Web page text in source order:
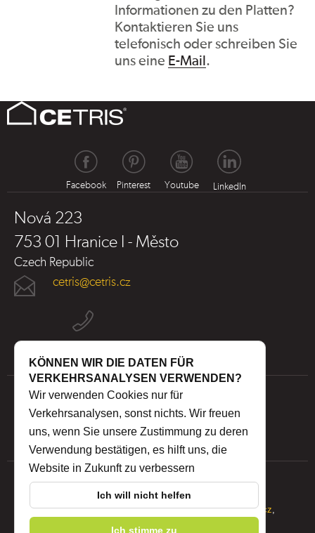
Informationen zu den Platten?
Kontaktieren Sie uns
telefonisch oder schreiben Sie
uns eine E-Mail .
LinkedIn
Youtube
Pinterest
Facebook
Nová 223
753 01 Hranice I - Město
Czech Republic
cetris@cetris.cz
© 2026 CIDEM Hranice a.s.,IZON s.r.o.-www.cidem.cz,
www.cetris.cz
KÖNNEN WIR DIE DATEN FÜR
VERKEHRSANALYSEN VERWENDEN?
Wir verwenden Cookies nur für
Verkehrsanalysen, sonst nichts. Wir freuen
uns, wenn Sie unsere Zustimmung zu deren
Verwendung bestätigen, es hilft uns, die
Website in Zukunft zu verbessern
Ich will nicht helfen
Ich stimme zu